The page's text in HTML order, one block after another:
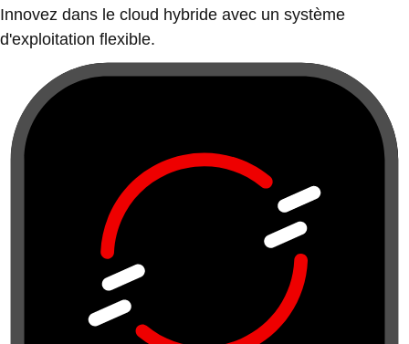
Innovez dans le cloud hybride avec un système
d'exploitation flexible.